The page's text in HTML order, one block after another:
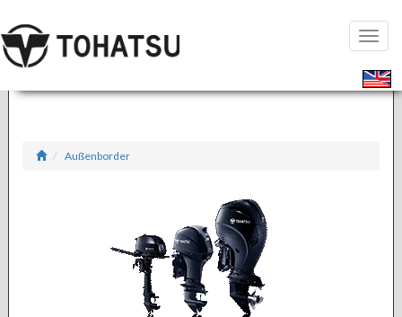
öffnen
Außenborder